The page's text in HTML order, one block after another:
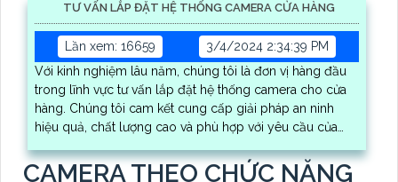
TƯ VẤN LẮP ĐẶT HỆ THỐNG CAMERA CỬA HÀNG
Lần xem: 16659
3/4/2024 2:34:39 PM
Với kinh nghiệm lâu năm, chúng tôi là đơn vị hàng đầu
trong lĩnh vực tư vấn lắp đặt hệ thống camera cho cửa
hàng. Chúng tôi cam kết cung cấp giải pháp an ninh
hiệu quả, chất lượng cao và phù hợp với yêu cầu của
CAMERA THEO CHỨC NĂNG